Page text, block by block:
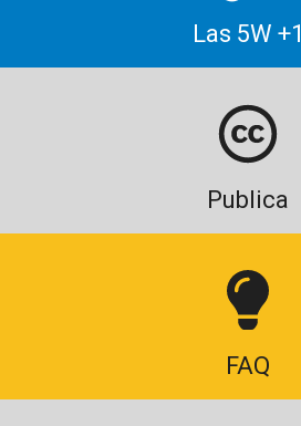
Las 5W +1
Publica
FAQ